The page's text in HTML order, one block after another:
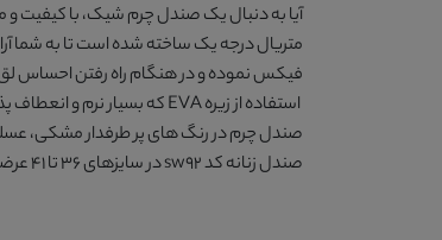
آیا به دنبال یک صندل چرم شیک، با کیفیت و
متریال درجه یک ساخته شده است تا به شما
فیکس نموده و در هنگام راه رفتن احساس لق
استفاده از زیره EVA که بسیار نرم و انعطاف پذیر است، بیش از پیش پای شما را راحت نگه می دارد. وزن این محصول
صندل چرم در رنگ های پر طرفدارمشکی،
صندل زنانه کد sw92
در سایزهای 36 تا 41 عرضه شده است.